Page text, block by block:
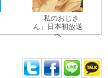
「私のおじさ
ん」日本初放送
へ